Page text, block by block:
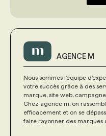
AGENCE M
Nous sommes l’équipe
votre succès grâce à des
marque, site web,
Chez agence m, on
efficacement et on se
faire rayonner des marques